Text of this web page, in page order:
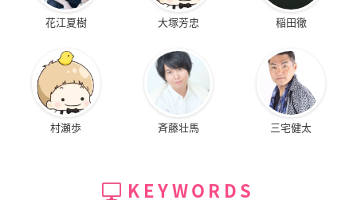
花江夏樹 大塚芳忠 稲田徹
村瀬歩 斉藤壮馬 三宅健太
KEYWORDS